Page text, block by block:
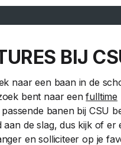
BIJ
naar een baan in de
bent naar eenfulltime
passende banen bij CSU
aan de slag, dus kijk of
en solliciteer op je